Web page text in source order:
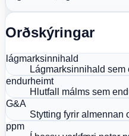
Orðskýringar
lágmarksinnihald
Lágmarksinnihald
endurheimt
Hlutfall málms sem
G&A
Stytting fyrir almennan
ppm